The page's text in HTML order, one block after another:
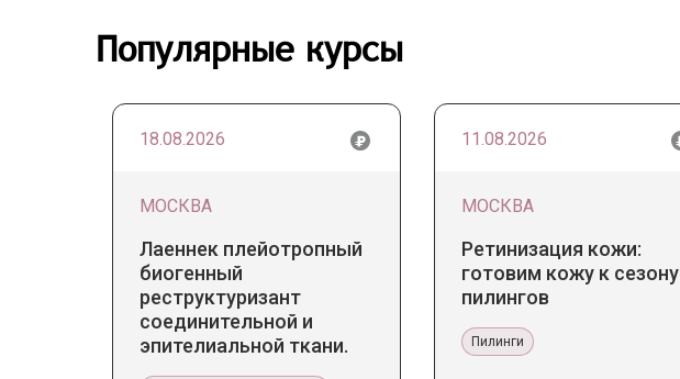
Популярные курсы
18.08.2026
МОСКВА
Лаеннек плейотропный
биогенный
реструктуризант
соединительной и
эпителиальной ткани.
11.08.2026
МОСКВА
Ретинизация кожи:
готовим кожу к сезону
пилингов
Пилинги